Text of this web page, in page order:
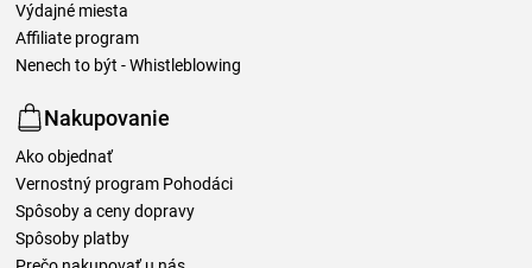
Výdajné miesta
Affiliate program
Nenech to být - Whistleblowing
Nakupovanie
Ako objednať
Vernostný program Pohodáci
Spôsoby a ceny dopravy
Spôsoby platby